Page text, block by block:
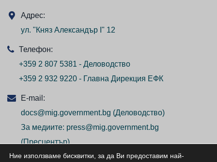
Адрес:
ул. "Княз Александър I" 12
Телефон:
+359 2 807 5381 - Деловодство
+359 2 932 9220 - Главна Дирекция ЕФК
E-mail:
docs@mig.government.bg (Деловодство)
За медиите: press@mig.government.bg
(Пресцентър)
Ние използваме бисквитки, за да Ви предоставим най-